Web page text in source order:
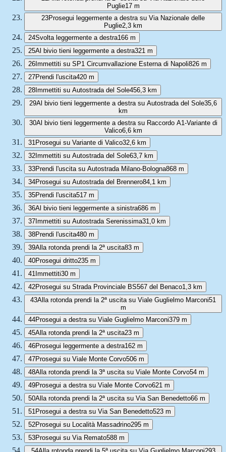
Puglie17 m
23Prosegui leggermente a destra su Via Nazionale delle
Puglie2,3 km
24Svolta leggermente a destra166 m
25Al bivio tieni leggermente a destra321 m
26Immettiti su SP1 Circumvallazione Esterna di Napoli826 m
27Prendi l'uscita420 m
28Immettiti su Autostrada del Sole456,3 km
29Al bivio tieni leggermente a destra su Autostrada del Sole35,6
km
30Al bivio tieni leggermente a destra su Raccordo A1-Variante di
Valico6,6 km
31 Prosegui su Variante di Valico32,6 km
32Immettiti su Autostrada del Sole63,7 km
33Prendi l'uscita su Autostrada Milano-Bologna868 m
34Prosegui su Autostrada del Brennero84,1 km
35Prendi l'uscita517 m
36Al bivio tieni leggermente a sinistra686 m
37Immettiti su Autostrada Serenissima31,0 km
38Prendi l'uscita480 m
39Alla rotonda prendi la 2ª uscita83 m
40Prosegui dritto235 m
41 Immettiti30 m
42Prosegui su Strada Provinciale BS567 del Benaco1,3 km
43Alla rotonda prendi la 2ª uscita su Viale Guglielmo Marconi51
m
44Prosegui a destra su Viale Guglielmo Marconi379 m
45Alla rotonda prendi la 2ª uscita23 m
46Prosegui leggermente a destra162 m
47Prosegui su Viale Monte Corvo506 m
48Alla rotonda prendi la 3ª uscita su Viale Monte Corvo54 m
49Prosegui a destra su Viale Monte Corvo621 m
50Alla rotonda prendi la 2ª uscita su Via San Benedetto66 m
51 Prosegui a destra su Via San Benedetto523 m
52Prosegui su Località Massadrino295 m
53Prosegui su Via Remato588 m